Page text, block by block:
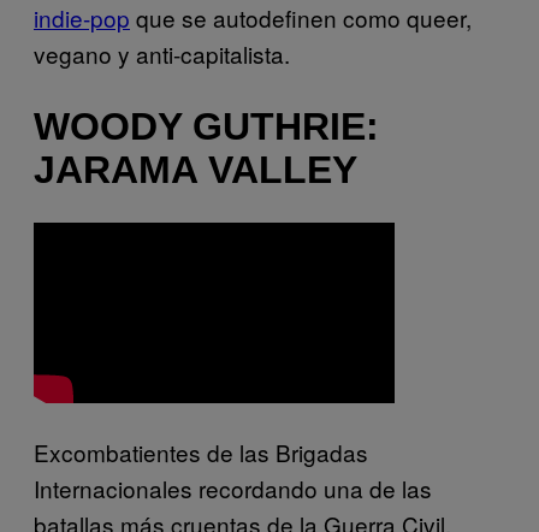
indie-pop que se autodefinen como queer,
vegano y anti-capitalista.
WOODY GUTHRIE:
JARAMA VALLEY
Excombatientes de las Brigadas
Internacionales recordando una de las
batallas más cruentas de la Guerra Civil,